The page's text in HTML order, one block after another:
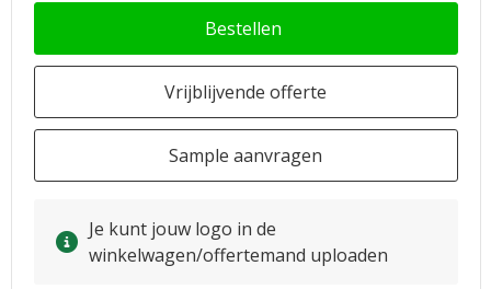
Bestellen
Vrijblijvende offerte
Sample aanvragen
Je kunt jouw logo in de
winkelwagen/offertemand uploaden